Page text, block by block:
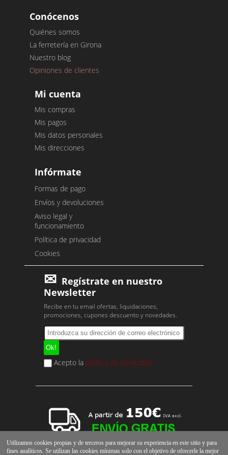
Conócenos
Quiénes somos
La ferretería en Girona
Nuestro blog
Opiniones de clientes
Mi cuenta
Mis compras
Mis pagos
Mis datos personales
Mis direcciones
Infórmate
Formas de pago
Envíos y devoluciones
Aviso legal y
funcionamiento
Política de privacidad
Cookies
Regístrate en nuestro
Newsletter
Recibe en tu email ofertas, liquidaciones,
promociones, cupones descuento y novedades.
Acepto la política de privacidad
Utilizamos cookies propias y de terceros para mejorar su experiencia en este sitio y para
fines analíticos. Se utilizan las cookies mínimas solo con el objetivo de ofrecerle la mejor